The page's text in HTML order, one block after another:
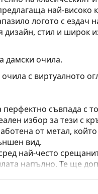
най-високо
логото с
дизайн, стил и широк
дамски очила.
с виртуалното
перфектно съвпада с
избор за тези с
от метал,
вид.
най-често
напълно. Те ще